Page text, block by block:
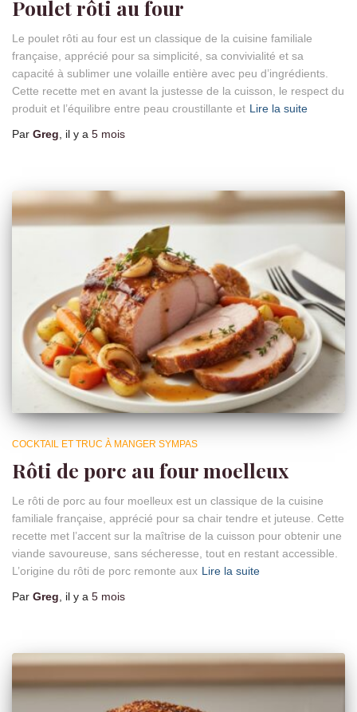
Poulet rôti au four
Le poulet rôti au four est un classique de la cuisine familiale
française, apprécié pour sa simplicité, sa convivialité et sa
capacité à sublimer une volaille entière avec peu d’ingrédients.
Cette recette met en avant la justesse de la cuisson, le respect du
produit et l’équilibre entre peau croustillante et Lire la suite
Par Greg , il y a 5 mois
COCKTAIL ET TRUC À MANGER SYMPAS
Rôti de porc au four moelleux
Le rôti de porc au four moelleux est un classique de la cuisine
familiale française, apprécié pour sa chair tendre et juteuse. Cette
recette met l’accent sur la maîtrise de la cuisson pour obtenir une
viande savoureuse, sans sécheresse, tout en restant accessible.
L’origine du rôti de porc remonte aux Lire la suite
Par Greg , il y a 5 mois